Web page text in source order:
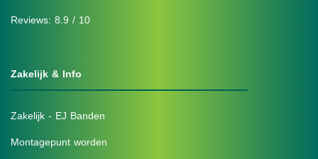
Reviews: 8.9 / 10
Zakelijk & Info
Zakelijk - EJ Banden
Montagepunt worden